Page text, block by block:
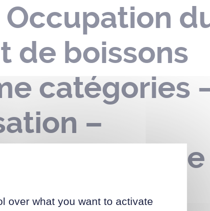
Occupation
de boissons
catégories
–
– parc
over what you want to activate